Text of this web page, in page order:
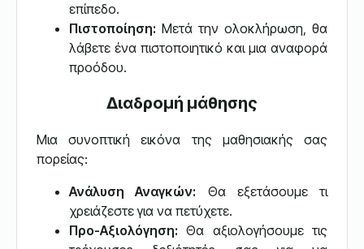
επίπεδο.
Πιστοποίηση: Μετά την ολοκλήρωση, θα
λάβετε ένα πιστοποιητικό και μια αναφορά
προόδου.
Διαδρομή μάθησης
Μια συνοπτική εικόνα της μαθησιακής σας
πορείας:
Ανάλυση Αναγκών: Θα εξετάσουμε τι
χρειάζεστε για να πετύχετε.
Προ-Αξιολόγηση: Θα αξιολογήσουμε τις